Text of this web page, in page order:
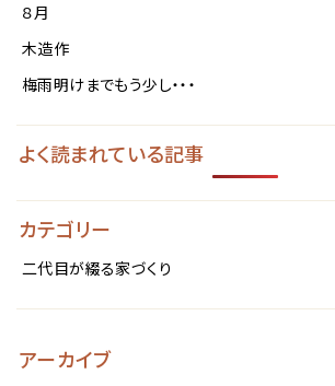
８月
木造作
梅雨明けまでもう少し・・・
よく読まれている記事
カテゴリー
二代目が綴る家づくり
アーカイブ